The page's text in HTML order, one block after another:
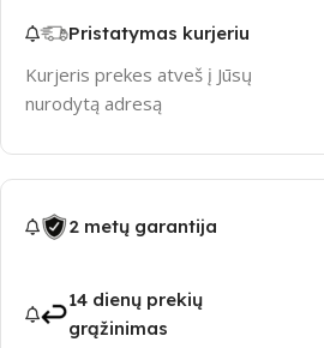
Pristatymas kurjeriu
Kurjeris prekes atveš į Jūsų
nurodytą adresą
2 metų garantija
14 dienų prekių
grąžinimas